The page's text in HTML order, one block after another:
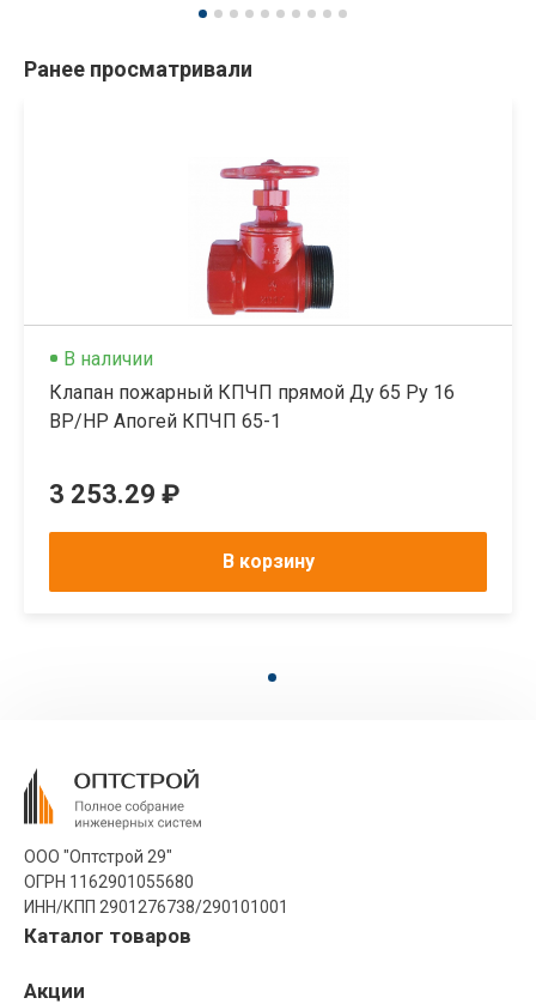
Ранее просматривали
В наличии
Клапан пожарный КПЧП прямой Ду 65 Ру 16
ВР/НР Апогей КПЧП 65-1
3 253.29 ₽
В корзину
ООО "Оптстрой 29"
ОГРН 1162901055680
ИНН/КПП 2901276738/290101001
Каталог товаров
Акции